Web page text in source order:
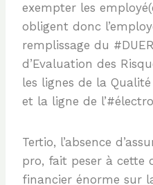
exempter les
obligent donc
remplissage du
d’Evaluation des
les lignes de la
et la ligne de
Tertio, l’absence
pro, fait peser à cette
financier énorme sur